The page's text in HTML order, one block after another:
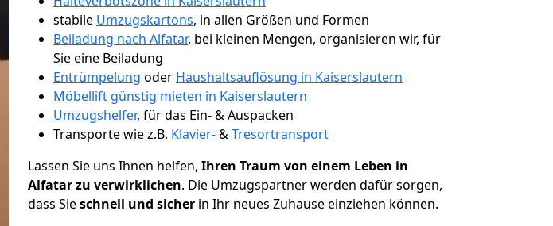
stabile Umzugskartons, in allen Größen und Formen
Beiladung nach Alfatar, bei kleinen Mengen, organisieren wir, für
Sie eine Beiladung
Entrümpelung oder Haushaltsauflösung in Kaiserslautern
Möbellift günstig mieten in Kaiserslautern
Umzugshelfer, für das Ein- & Auspacken
Transporte wie z.B. Klavier-&Tresortransport
Lassen Sie uns Ihnen helfen, Ihren Traum von einem Leben in
Alfatar zu verwirklichen. Die Umzugspartner werden dafür sorgen,
dass Sieschnell und sicher in Ihr neues Zuhause einziehen können.